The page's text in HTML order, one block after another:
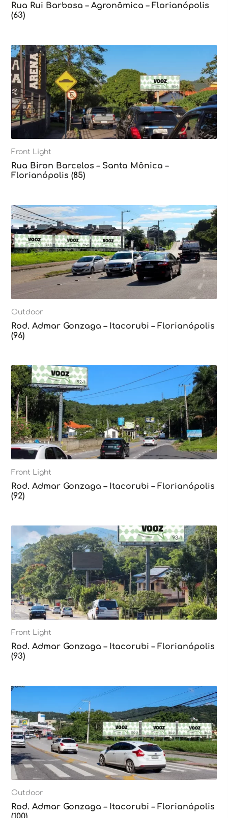
Rua Rui Barbosa – Agronômica – Florianópolis
(63)
Front Light
Rua Biron Barcelos – Santa Mônica –
Florianópolis (85)
Outdoor
Rod. Admar Gonzaga – Itacorubi – Florianópolis
(96)
Front Light
Rod. Admar Gonzaga – Itacorubi – Florianópolis
(92)
Front Light
Rod. Admar Gonzaga – Itacorubi – Florianópolis
(93)
Outdoor
Rod. Admar Gonzaga – Itacorubi – Florianópolis